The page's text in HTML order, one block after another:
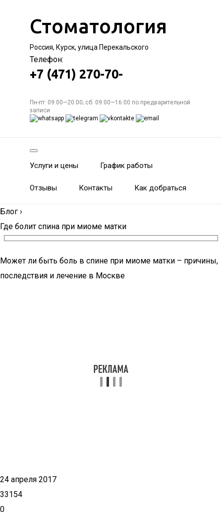
Стоматология
Россия, Курск, улица Перекальского
Телефон:
+7 (471) 270-70-
Пн-пт: 09:00—20:00; сб: 09:00—16:00 по предварительной
записи
Услуги и цены График работы
Отзывы Контакты Как добраться
Блог ›
Где болит спина при миоме матки
Может ли быть боль в спине при миоме матки – причины,
последствия и лечение в Москве
24 апреля 2017
33154
0